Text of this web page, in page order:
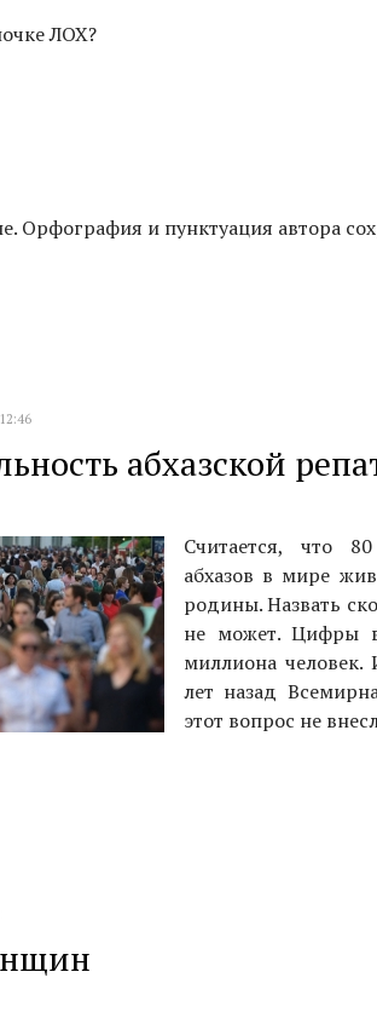
ЛОХ?
Орфография и пунктуация автора
абхазской
Считается, что
абхазов в мире
родины. Назвать
не может. Цифры
миллиона человек.
лет назад
этот вопрос не